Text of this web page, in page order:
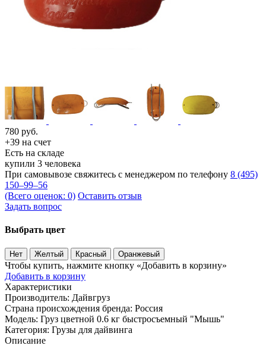
780 руб.
+39 на счет
Есть на складе
купили 3 человека
При самовывозе свяжитесь с менеджером по телефону 8 (495)
150–99–56
(Всего оценок: 0) Оставить отзыв
Задать вопрос
Выбрать цвет
Нет Желтый Красный Оранжевый
Чтобы купить, нажмите кнопку «Добавить в корзину»
Добавить в корзину
Характеристики
Производитель: Дайвгруз
Страна происхождения бренда: Россия
Модель: Груз цветной 0.6 кг быстросъемный "Мышь"
Категория: Грузы для дайвинга
Описание